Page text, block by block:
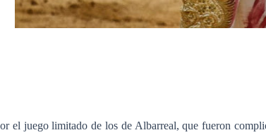
el juego limitado de los de Albarreal, que fueron